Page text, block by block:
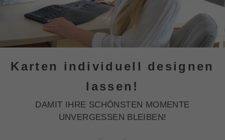
Karten individuell designen
lassen!
DAMIT IHRE SCHÖNSTEN MOMENTE
UNVERGESSEN BLEIBEN!